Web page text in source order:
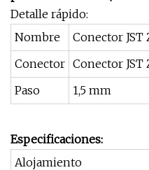
Detalle rápido:
Nombre
Conector JST
Conector Conector JST
Paso
1,5 mm
Especificaciones:
Alojamiento